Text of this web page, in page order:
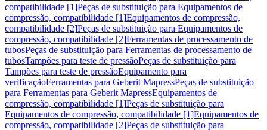
compatibilidade [1]Peças de substituição para Equipamentos de
compressão, compatibilidade [1]Equipamentos de compressão,
compatibilidade [2]Peças de substituição para Equipamentos de
compressão, compatibilidade [2]Ferramentas de processamento de
tubosPeças de substituição para Ferramentas de processamento de
tubosTampões para teste de pressãoPeças de substituição para
Tampões para teste de pressãoEquipamento para
verificaçãoFerramentas para Geberit MapressPeças de substituição
para Ferramentas para Geberit MapressEquipamentos de
compressão, compatibilidade [1]Peças de substituição para
Equipamentos de compressão, compatibilidade [1]Equipamentos de
compressão, compatibilidade [2]Peças de substituição para